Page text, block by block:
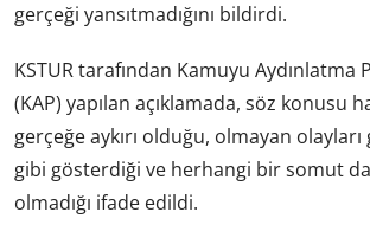
gerçeği yansıtmadığını bildirdi.
KSTUR tarafından Kamuyu Aydınlatma
(KAP) yapılan açıklamada, söz konusu
gerçeğe aykırı olduğu, olmayan
gibi gösterdiği ve herhangi bir somut
olmadığı ifade edildi.